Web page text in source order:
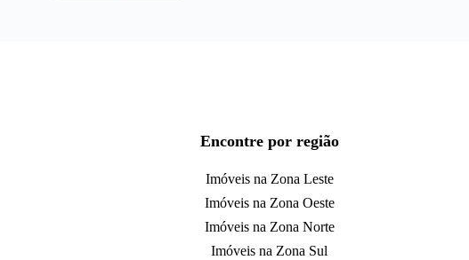
Encontre por região
Imóveis na Zona Leste
Imóveis na Zona Oeste
Imóveis na Zona Norte
Imóveis na Zona Sul